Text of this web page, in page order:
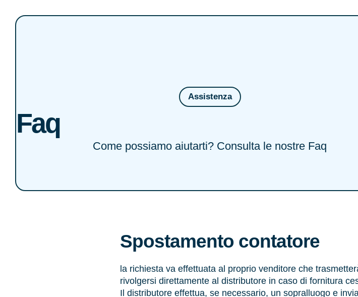
Assistenza
Faq
Come possiamo aiutarti? Consulta le nostre Faq
Spostamento contatore
la richiesta va effettuata al proprio venditore che
rivolgersi direttamente al distributore in caso di fornitura
Il distributore effettua, se necessario, un sopralluogo e